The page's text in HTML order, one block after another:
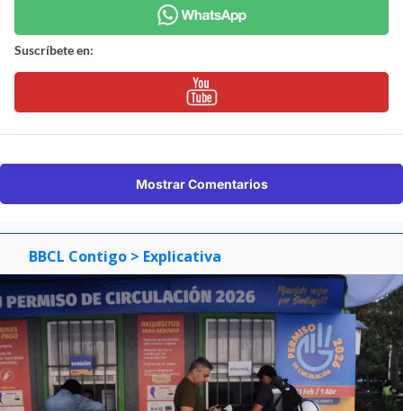
Suscríbete en:
Mostrar Comentarios
BBCL Contigo > Explicativa